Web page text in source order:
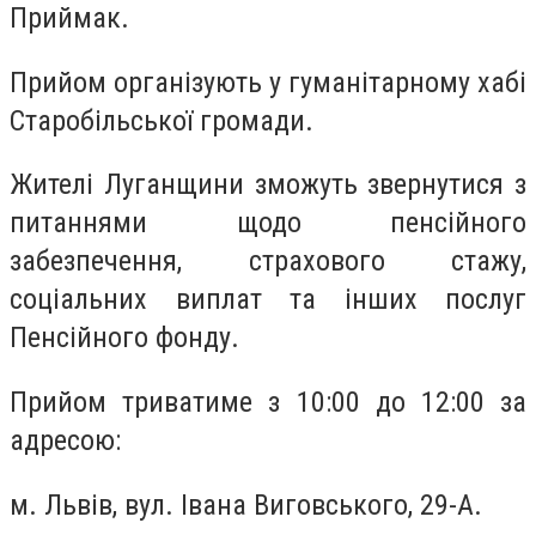
Приймак.
Прийом організують у гуманітарному хабі
Старобільської громади.
Жителі Луганщини зможуть звернутися з
питаннями щодо пенсійного
забезпечення, страхового стажу,
соціальних виплат та інших послуг
Пенсійного фонду.
Прийом триватиме з 10:00 до 12:00 за
адресою:
м. Львів, вул. Івана Виговського, 29-А.